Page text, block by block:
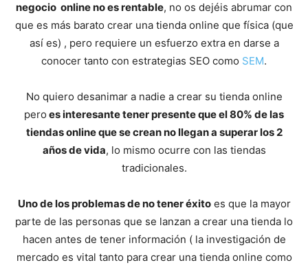
negocio online no es rentable, no os dejéis abrumar con
que es más barato crear una tienda online que física (que
así es) , pero requiere un esfuerzo extra en darse a
conocer tanto con estrategias SEO como SEM.
No quiero desanimar a nadie a crear su tienda online
pero es interesante tener presente que el 80% de las
tiendas online que se crean no llegan a superar los 2
años de vida, lo mismo ocurre con las tiendas
tradicionales.
Uno de los problemas de no tener éxitoes que la mayor
parte de las personas que se lanzan a crear una tienda lo
hacen antes de tener información ( la investigación de
mercado es vital tanto para crear una tienda online como